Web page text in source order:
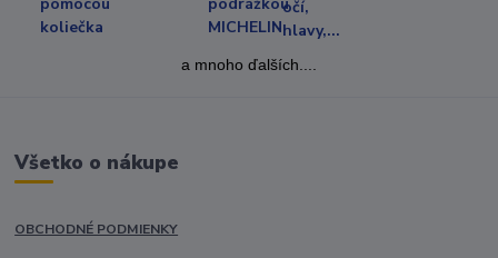
a mnoho ďalších....
Všetko o nákupe
OBCHODNÉ PODMIENKY